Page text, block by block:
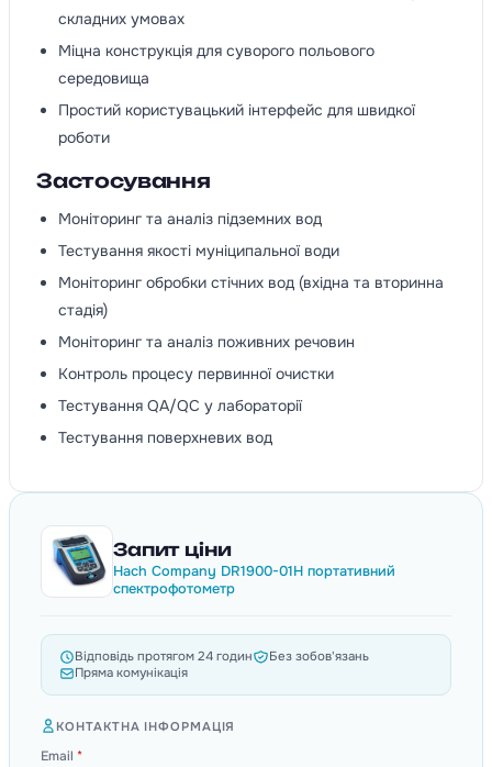
складних умовах
Міцна конструкція для суворого польового
середовища
Простий користувацький інтерфейс для швидкої
роботи
Застосування
Моніторинг та аналіз підземних вод
Тестування якості муніципальної води
Моніторинг обробки стічних вод (вхідна та вторинна
стадія)
Моніторинг та аналіз поживних речовин
Контроль процесу первинної очистки
Тестування QA/QC у лабораторії
Тестування поверхневих вод
Запит ціни
Hach Company DR1900-01H портативний
спектрофотометр
Відповідь протягом 24 годин
Без зобов'язань
Пряма комунікація
КОНТАКТНА ІНФОРМАЦІЯ
Email *